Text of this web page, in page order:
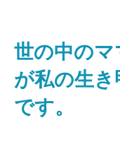
世の中の
が私の生
です。